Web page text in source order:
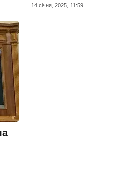
14 сiчня, 2025, 11:59